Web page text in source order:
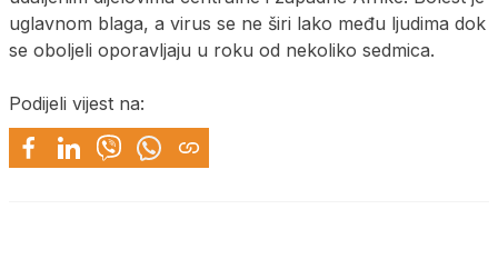
uglavnom blaga, a virus se ne širi lako među ljudima dok
se oboljeli oporavljaju u roku od nekoliko sedmica.
Podijeli vijest na: